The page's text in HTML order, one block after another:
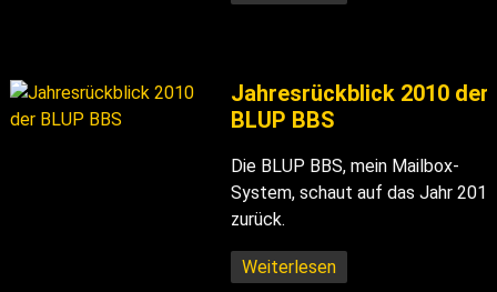
Jahresrückblick 2010 der
BLUP BBS
Die BLUP BBS, mein Mailbox-
System, schaut auf das Jahr 2010
zurück.
Weiterlesen